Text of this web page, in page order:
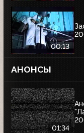
00:13
АНОНСЫ
01:34